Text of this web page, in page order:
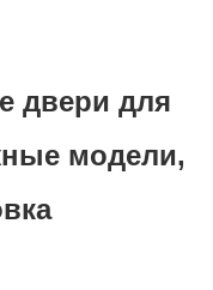
двери для
модели,